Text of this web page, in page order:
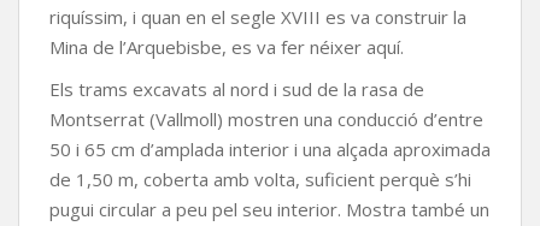
riquíssim, i quan en el segle XVIII es va construir la
Mina de l’Arquebisbe, es va fer néixer aquí.
Els trams excavats al nord i sud de la rasa de
Montserrat (Vallmoll) mostren una conducció d’entre
50 i 65 cm d’amplada interior i una alçada aproximada
de 1,50 m, coberta amb volta, suficient perquè s’hi
pugui circular a peu pel seu interior. Mostra també un